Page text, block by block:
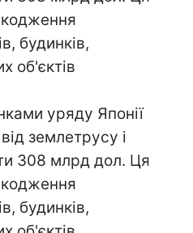
будинків,
об'єктів
уряду Японії
землетрусу і
308 млрд дол. Ця
будинків,